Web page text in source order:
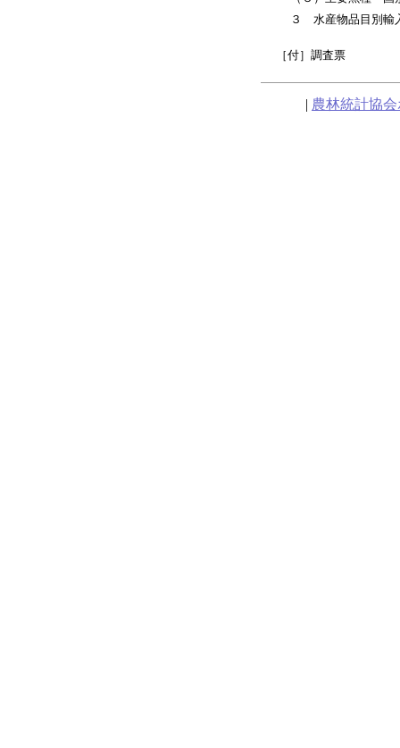
３ 水産物品目別輸
［付］調査票
| 農林統計協